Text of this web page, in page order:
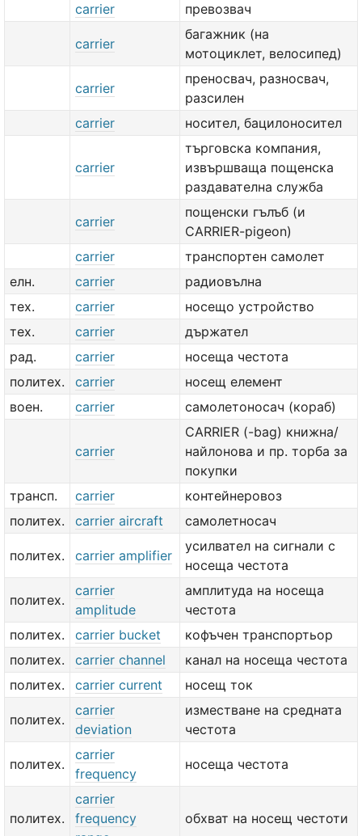
carrier превозвач
carrier
багажник (на
мотоциклет, велосипед)
carrier
преносвач, разносвач,
разсилен
carrier
носител, бацилоносител
carrier
търговска компания,
извършваща пощенска
раздавателна служба
carrier
пощенски гълъб (и
CARRIER-pigeon)
carrier
транспортен самолет
елн.
carrier
радиовълна
тех.
carrier
носещо устройство
тех.
carrier
държател
рад.
carrier
носеща честота
политех.
carrier
носещ елемент
воен.
carrier самолетоносач (кораб)
carrier
CARRIER (-bag) книжна/
найлонова и пр. торба за
покупки
трансп.
carrier
контейнеровоз
политех.
carrier aircraft самолетносач
политех. carrier amplifier
усилвател на сигнали с
носеща честота
политех.
carrier
amplitude
амплитуда на носеща
честота
политех.
carrier bucket
кофъчен транспортьор
политех.
carrier channel
канал на носеща честота
политех.
carrier current носещ ток
политех.
carrier
deviation
изместване на средната
честота
политех.
carrier
frequency
носеща честота
политех.
carrier
frequency
обхват на носещ честоти